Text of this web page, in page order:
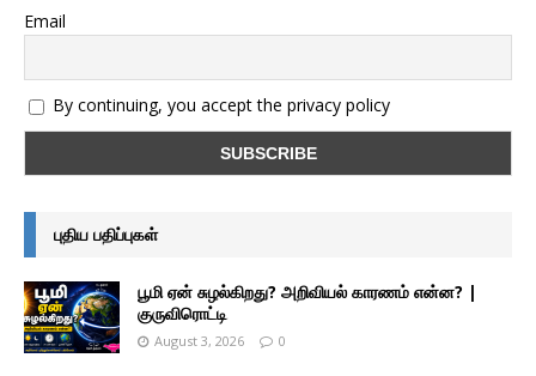
Email
By continuing, you accept the privacy policy
புதிய பதிப்புகள்
பூமி ஏன் சுழல்கிறது? அறிவியல் காரணம் என்ன? |
குருவிரொட்டி
August 3, 2026 0